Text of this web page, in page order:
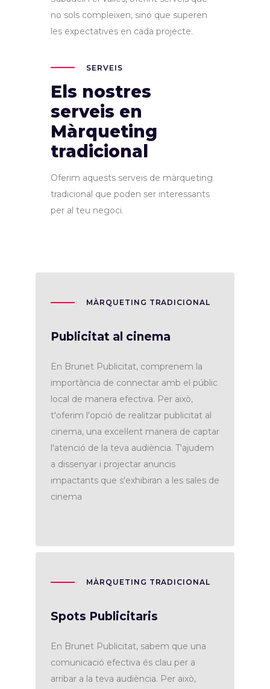
no sols compleixen, sinó que superen
les expectatives en cada projecte.
SERVEIS
Els nostres
serveis en
Màrqueting
tradicional
Oferim aquests serveis de màrqueting
tradicional que poden ser interessants
per al teu negoci.
MÀRQUETING TRADICIONAL
Publicitat al cinema
En Brunet Publicitat, comprenem la
importància de connectar amb el públic
local de manera efectiva. Per això,
t'oferim l'opció de realitzar publicitat al
cinema, una excel·lent manera de captar
l'atenció de la teva audiència. T'ajudem
a dissenyar i projectar anuncis
impactants que s'exhibiran a les sales de
cinema
MÀRQUETING TRADICIONAL
Spots Publicitaris
En Brunet Publicitat, sabem que una
comunicació efectiva és clau per a
arribar a la teva audiència. Per això,